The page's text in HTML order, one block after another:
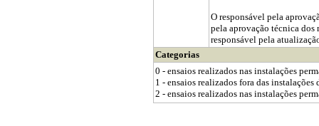
O responsável pela
pela aprovação técnica dos
responsável pela
Categorias
0 - ensaios realizados nas instalações
1 - ensaios realizados fora das
2 - ensaios realizados nas instalações